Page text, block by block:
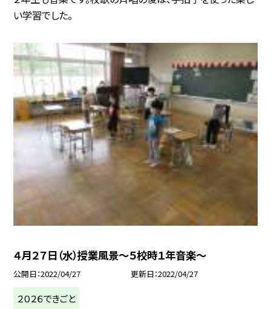
い学習でした。
４月２７日（水）授業風景〜５校時１年音楽〜
公開日 2022/04/27 更新日 2022/04/27
２０２６できごと